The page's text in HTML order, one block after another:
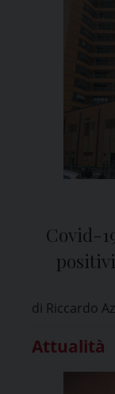
Covid-
di Riccardo
Attualità